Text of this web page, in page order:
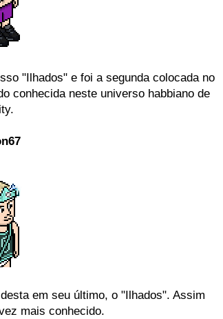
"Ilhados" e foi a segunda colocada no
conhecida neste universo habbiano de
em seu último, o "Ilhados". Assim
mais conhecido.